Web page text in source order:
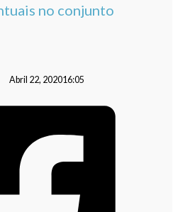
no conjunto
Abril 22, 202016:05